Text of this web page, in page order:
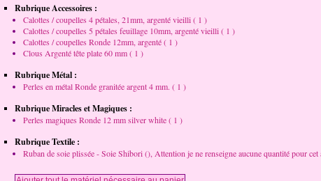
Rubrique Accessoires :
Calottes / coupelles 4 pétales, 21mm, argenté vieilli ( 1 )
Calottes / coupelles 5 pétales feuillage 10mm, argenté vieilli ( 1 )
Calottes / coupelles Ronde 12mm, argenté ( 1 )
Clous Argenté tête plate 60 mm ( 1 )
Rubrique Métal :
Perles en métal Ronde granitée argent 4 mm. ( 1 )
Rubrique Miracles et Magiques :
Perles magiques Ronde 12 mm silver white ( 1 )
Rubrique Textile :
Ruban de soie plissée - Soie Shibori (), Attention je ne renseigne aucune quantité pour